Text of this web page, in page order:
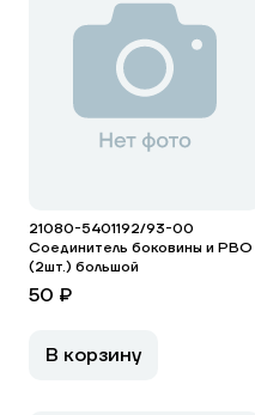
21080-5401192/93-00
Соединитель боковины и РВО
(2шт.) большой
50 ₽
В корзину